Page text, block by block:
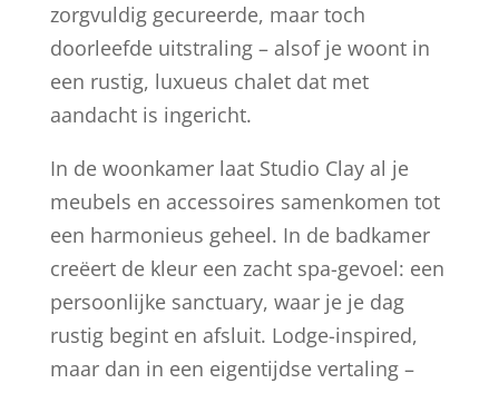
zorgvuldig gecureerde, maar toch
doorleefde uitstraling – alsof je woont in
een rustig, luxueus chalet dat met
aandacht is ingericht.
In de woonkamer laat Studio Clay al je
meubels en accessoires samenkomen tot
een harmonieus geheel. In de badkamer
creëert de kleur een zacht spa-gevoel: een
persoonlijke sanctuary, waar je je dag
rustig begint en afsluit. Lodge-inspired,
maar dan in een eigentijdse vertaling –